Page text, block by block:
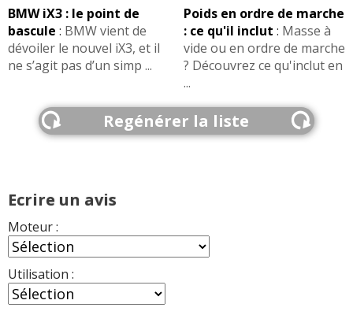
09/20 320d 184 ch ( 0 )
320d 184 ch boite automatique finition
luxury(0 )
320d 184 ch Boîte manuelle, 50000
18/20
320d 184 ch 320d bVa8 Steptronic M
02/20
320d 184 ch
BMW iX3 : le point de
bascule : BMW vient de
dévoiler le nouvel iX3, et il
ne s’agit pas d’un simp ...
Poids en ordre de marche
: ce qu'il inclut : Masse à
vide ou en ordre de marche
? Découvrez ce qu'inclut en
...
Regénérer la liste
Ecrire un avis
Moteur :
Utilisation :